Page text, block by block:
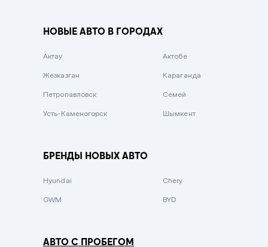
Вишневый
Зеленый металлик
НОВЫЕ АВТО В ГОРОДАХ
Актау Актобе
Жезказган Караганда
Петропавловск Семей
Усть-Каменогорск Шымкент
БРЕНДЫ НОВЫХ АВТО
Hyundai Chery
GWM BYD
АВТО С ПРОБЕГОМ